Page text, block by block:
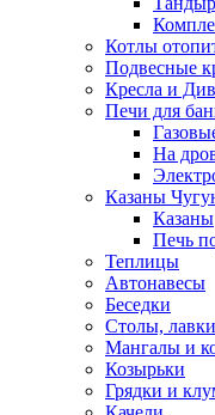
Котлы
Подвесные
Кресла и
Печи для
На
Казаны
Казаны
Печь
Теплицы
Автонавесы
Беседки
Столы,
Мангалы и
Козырьки
Грядки и